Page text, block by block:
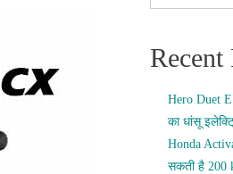
Recent
Hero Duet
का धांसू
Honda
सकती है 200